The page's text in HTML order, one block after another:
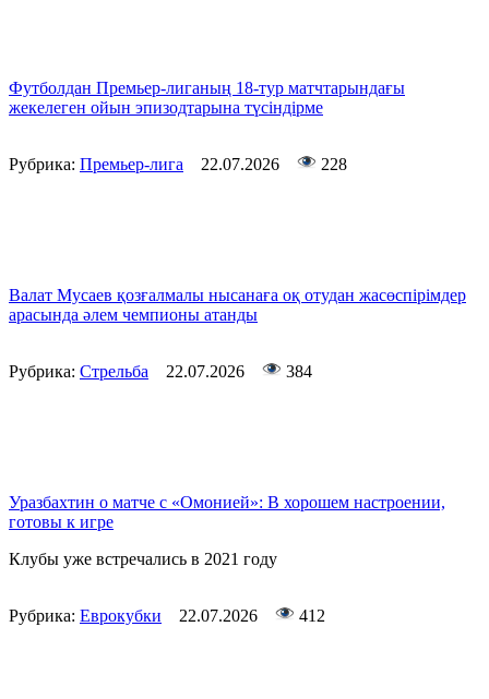
Футболдан Премьер-лиганың 18-тур матчтарындағы
жекелеген ойын эпизодтарына түсіндірме
Рубрика: Премьер-лига 22.07.2026 228
Валат Мусаев қозғалмалы нысанаға оқ отудан жасөспірімдер
арасында әлем чемпионы атанды
Рубрика: Стрельба 22.07.2026 384
Уразбахтин о матче с «Омонией»: В хорошем настроении,
готовы к игре
Клубы уже встречались в 2021 году
Рубрика: Еврокубки 22.07.2026 412